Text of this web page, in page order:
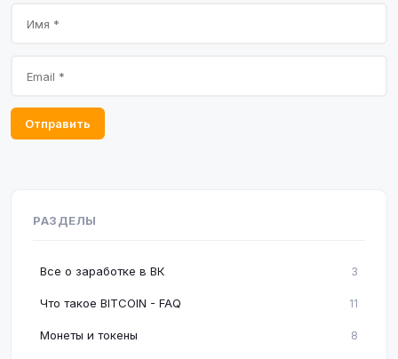
Отправить
РАЗДЕЛЫ
Все о заработке в ВК 3
Что такое BITCOIN - FAQ 11
Монеты и токены 8